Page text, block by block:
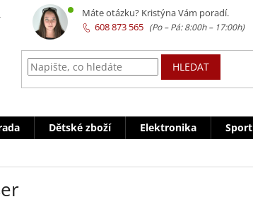
HLEDAT
Dětské zboží Elektronika Sport
Máte otázku? Kristýna Vám poradí.
608 873 565